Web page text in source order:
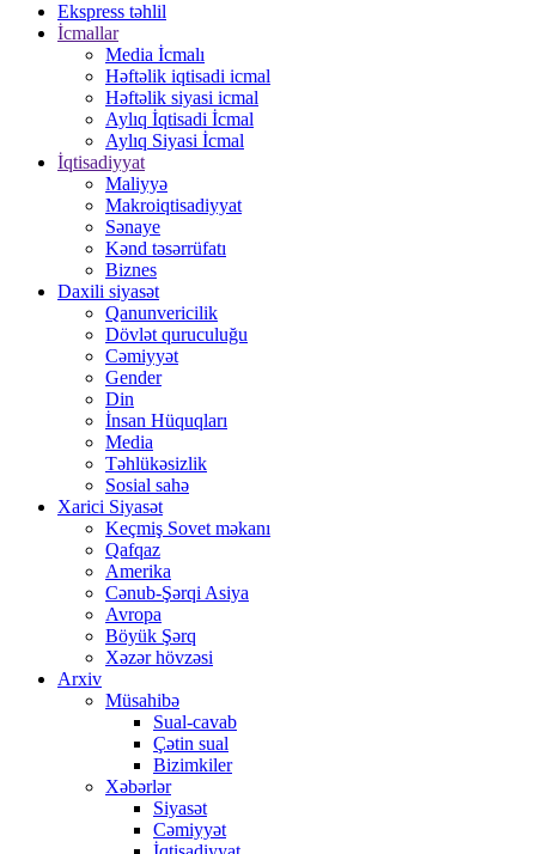
Ekspress təhlil
İcmallar
Media İcmalı
Həftəlik iqtisadi icmal
Həftəlik siyasi icmal
Aylıq İqtisadi İcmal
Aylıq Siyasi İcmal
İqtisadiyyat
Maliyyə
Makroiqtisadiyyat
Sənaye
Kənd təsərrüfatı
Biznes
Daxili siyasət
Qanunvericilik
Dövlət quruculuğu
Cəmiyyət
Gender
Din
İnsan Hüquqları
Media
Təhlükəsizlik
Sosial sahə
Xarici Siyasət
Keçmiş Sovet məkanı
Qafqaz
Amerika
Cənub-Şərqi Asiya
Avropa
Böyük Şərq
Xəzər hövzəsi
Arxiv
Müsahibə
Sual-cavab
Çətin sual
Bizimkiler
Xəbərlər
Siyasət
Cəmiyyət